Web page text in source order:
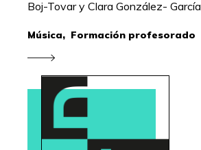
Boj-Tovar y Clara González- García.
Música, Formación profesorado